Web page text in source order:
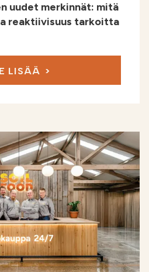
uudet merkinnät: mitä
reaktiivisuus tarkoitta
LISÄÄ